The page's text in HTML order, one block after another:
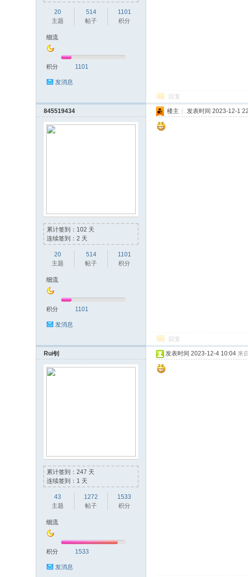
20
主题
514
帖子
1101
积分
细流
积分 1101
发消息
回复
845519434
累计签到：102 天
连续签到：2 天
20
主题
514
帖子
1101
积分
细流
积分 1101
发消息
楼主 发表时间 2023-12-1
回复
Rui钊
累计签到：247 天
连续签到：1 天
43
主题
1272
帖子
1533
积分
细流
积分 1533
发消息
发表时间 2023-12-4 10:04 来